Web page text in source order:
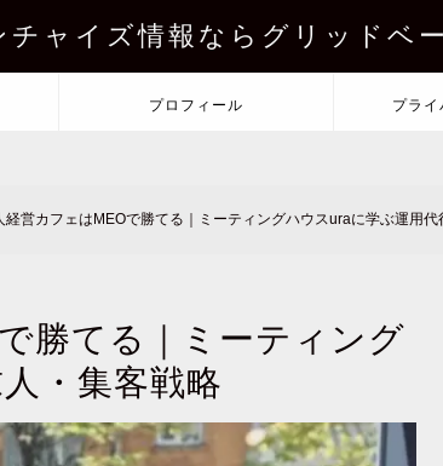
チャイズ情報ならグリッドベ
プロフィール プラ
経営カフェはMEOで勝てる｜ミーティングハウスuraに学ぶ運用
勝てる｜ミーティング
・集客戦略